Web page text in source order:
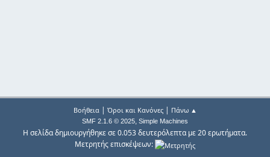
Βοήθεια| Όροι και Κανόνες| Πάνω ▲
SMF 2.1.6 © 2025, Simple Machines
Η σελίδα δημιουργήθηκε σε 0.053 δευτερόλεπτα με 20 ερωτήματα.
Μετρητής επισκέψεων: